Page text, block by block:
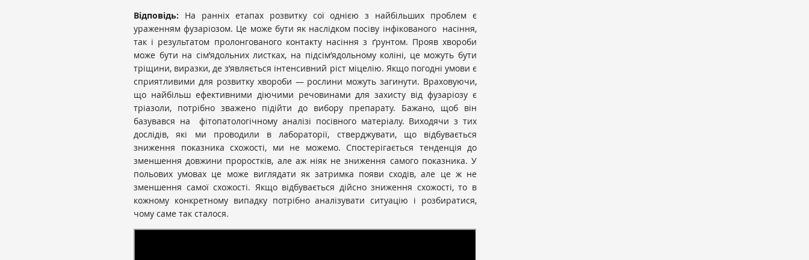
Відповідь: На ранніх етапах розвитку сої однією з найбільших проблем є
ураженням фузаріозом. Це може бути як наслідком посіву інфікованого насіння,
так і результатом пролонгованого контакту насіння з ґрунтом. Прояв хвороби
може бути на сім’ядольних листках, на підсім’ядольному коліні, це можуть бути
тріщини, виразки, де з’являється інтенсивний ріст міцелію. Якщо погодні умови є
сприятливими для розвитку хвороби — рослини можуть загинути. Враховуючи,
що найбільш ефективними діючими речовинами для захисту від фузаріозу є
тріазоли, потрібно зважено підійти до вибору препарату. Бажано, щоб він
базувався на фітопатологічному аналізі посівного матеріалу. Виходячи з тих
дослідів, які ми проводили в лабораторії, стверджувати, що відбувається
зниження показника схожості, ми не можемо. Спостерігається тенденція до
зменшення довжини проростків, але аж ніяк не зниження самого показника. У
польових умовах це може виглядати як затримка появи сходів, але це ж не
зменшення самої схожості. Якщо відбувається дійсно зниження схожості, то в
кожному конкретному випадку потрібно аналізувати ситуацію і розбиратися,
чому саме так сталося.